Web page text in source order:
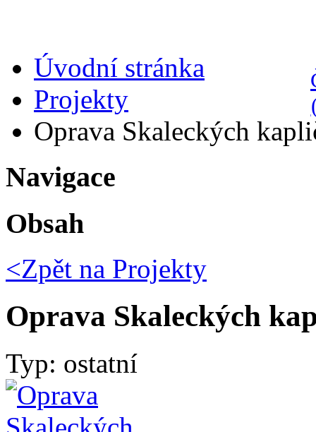
Úvodní stránka
Projekty
Oprava Skaleckých
Navigace
Obsah
<Zpět na Projekty
Oprava Skaleckých
Typ: ostatní